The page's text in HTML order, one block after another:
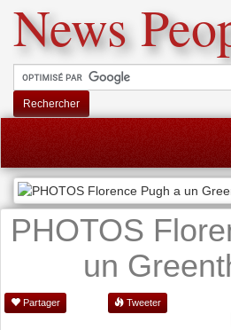
News
Rechercher
PHOTOS
un
Partager Tweeter